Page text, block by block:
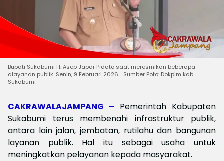
Bupati Sukabumi H. Asep Japar Pidato saat meresmikan beberapa
alayanan publik. Senin, 9 Februari 2026. . Sumber Poto: Dokpim kab.
Sukabumi
CAKRAWALAJAMPANG – Pemerintah Kabupaten
Sukabumi terus membenahi infrastruktur publik,
antara lain jalan, jembatan, rutilahu dan bangunan
layanan publik. Hal itu sebagai usaha untuk
meningkatkan pelayanan kepada masyarakat.